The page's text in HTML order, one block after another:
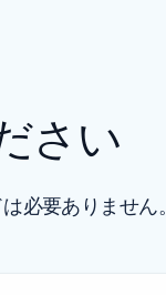
さい
必要ありません。